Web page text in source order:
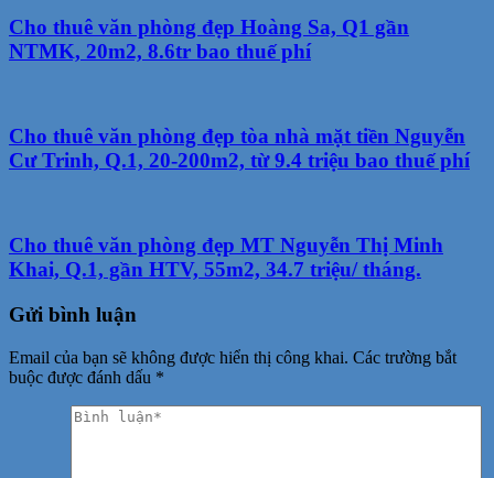
Cho thuê văn phòng đẹp Hoàng Sa, Q1 gần
NTMK, 20m2, 8.6tr bao thuế phí
Cho thuê văn phòng đẹp tòa nhà mặt tiền Nguyễn
Cư Trinh, Q.1, 20-200m2, từ 9.4 triệu bao thuế phí
Cho thuê văn phòng đẹp MT Nguyễn Thị Minh
Khai, Q.1, gần HTV, 55m2, 34.7 triệu/ tháng.
Gửi bình luận
Email của bạn sẽ không được hiển thị công khai. Các trường bắt
buộc được đánh dấu *